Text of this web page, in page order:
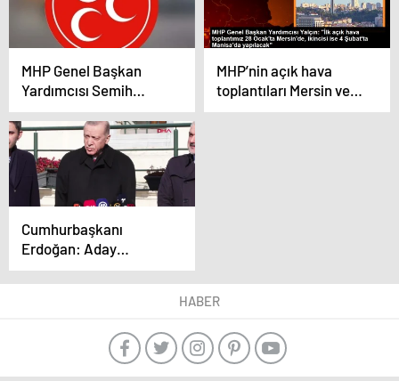
konuştu Açıklaması
MHP Genel Başkan
Yardımcısı Semih
Yalçın, açık hava
toplantıları
düzenleyecek
MHP’nin açık hava
toplantıları Mersin ve
Manisa’da
Cumhurbaşkanı
Erdoğan: Aday
tanıtımları bu hafta
yapılacak
HABER